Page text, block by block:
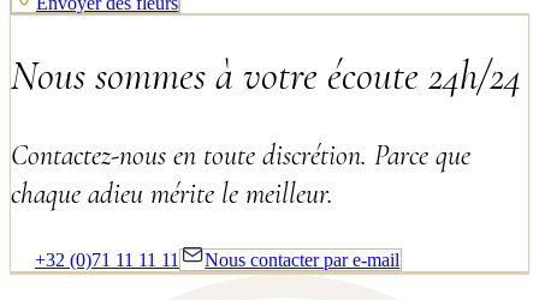
Nous sommes à votre écoute 24h/24
Contactez-nous en toute discrétion. Parce que
chaque adieu mérite le meilleur.
+32 (0)71 11 11 11 Nous contacter par e-mail